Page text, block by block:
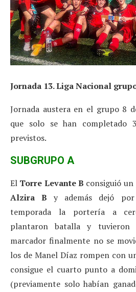
Jornada 13. Liga Nacional
Jornada austera en el grupo 8
que solo se han completado
previstos.
SUBGRUPO A
El Torre Levante B consiguió
Alzira B y además dejó
temporada la portería a
plantaron batalla y tuvieron
marcador finalmente no se
los de Manel Díaz rompen con
consigue el cuarto punto a
(previamente solo habían